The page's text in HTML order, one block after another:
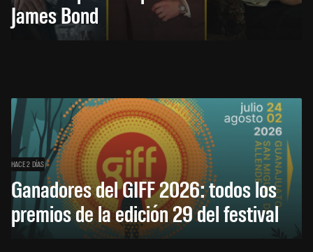
James Bond
HACE 2 DÍAS
Ganadores del GIFF 2026: todos los
premios de la edición 29 del festival